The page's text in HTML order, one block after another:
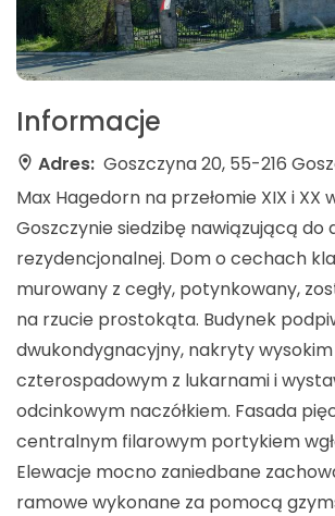
Informacje
Adres: Goszczyna 20, 55-216
Max Hagedorn na przełomie XIX i XX
Goszczynie siedzibę nawiązującą
rezydencjonalnej. Dom o cechach
murowany z cegły, potynkowany,
na rzucie prostokąta. Budynek
dwukondygnacyjny, nakryty
czterospadowym z lukarnami i
odcinkowym naczółkiem. Fasada
centralnym filarowym portykiem
Elewacje mocno zaniedbane
ramowe wykonane za pomocą